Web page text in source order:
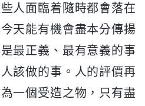
人面臨着隨時都會落在
天能有機會盡本分傳揚
最正義、最有意義的事
該做的事。人的評價再
一個受造之物，只有盡